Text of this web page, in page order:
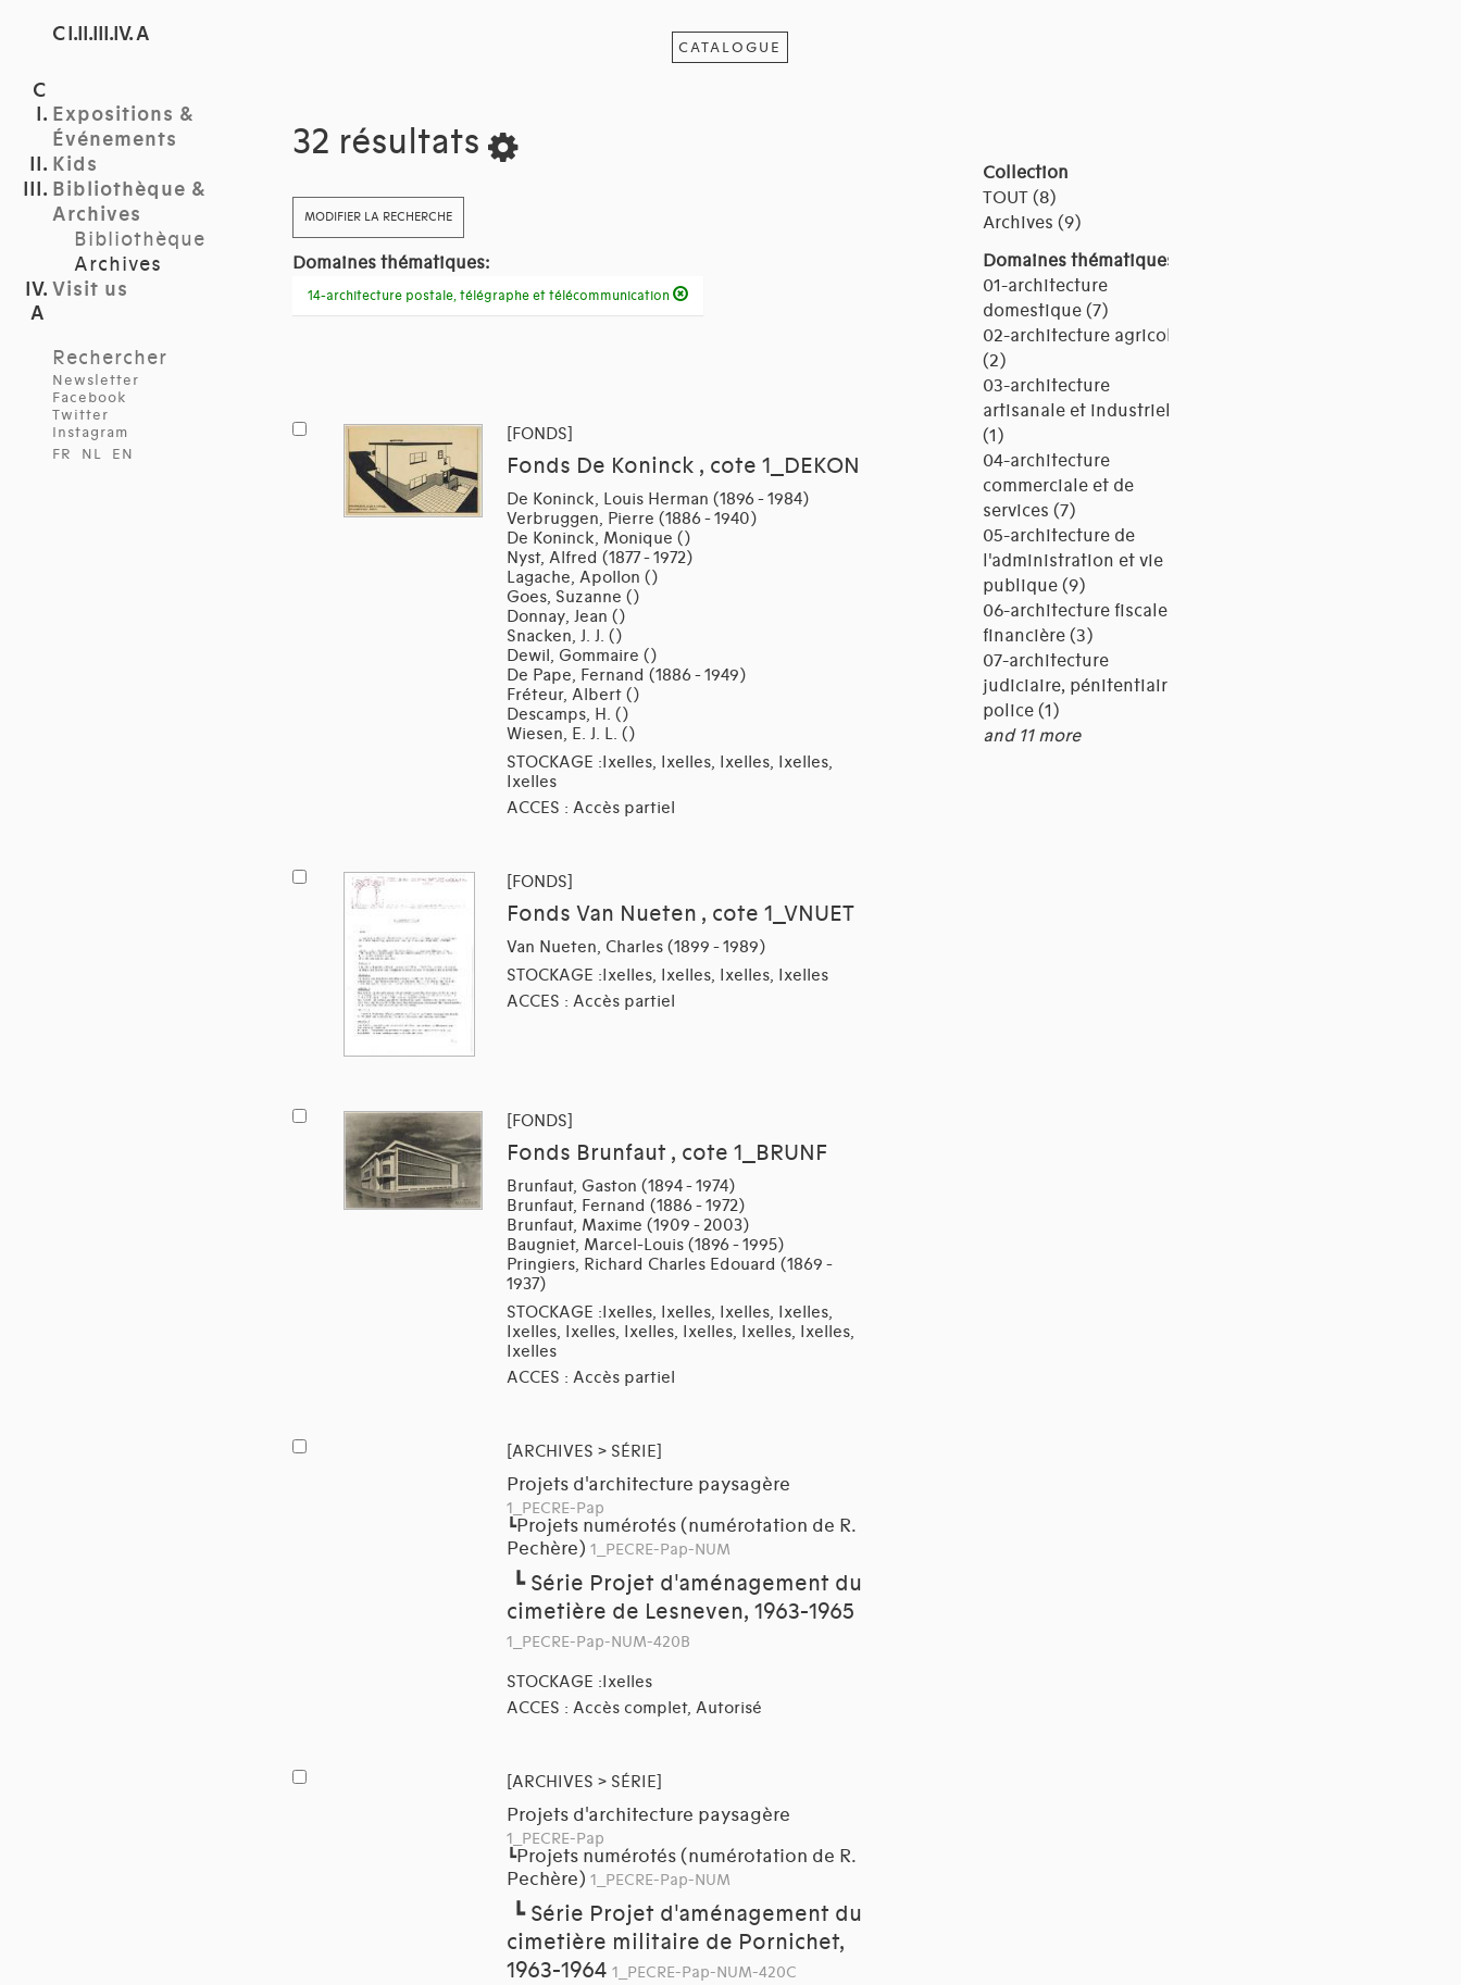
C I.II.III.IV. A
Expositions &
Événements
Kids
Bibliothèque &
Archives
Bibliothèque
Archives
Visit us
Rechercher
Newsletter
Facebook
Twitter
Instagram
FR
NL EN
CATALOGUE
32 résultats
MODIFIER LA RECHERCHE
Domaines thématiques:
14-architecture postale, télégraphe et télécommunication
[FONDS]
Fonds De Koninck , cote 1_DEKON
De Koninck, Louis Herman (1896 - 1984)
Verbruggen, Pierre (1886 - 1940)
De Koninck, Monique ()
Nyst, Alfred (1877 - 1972)
Lagache, Apollon ()
Goes, Suzanne ()
Donnay, Jean ()
Snacken, J. J. ()
Dewil, Gommaire ()
De Pape, Fernand (1886 - 1949)
Fréteur, Albert ()
Descamps, H. ()
Wiesen, E. J. L. ()
STOCKAGE :Ixelles, Ixelles, Ixelles, Ixelles,
Ixelles
ACCES : Accès partiel
[FONDS]
Fonds Van Nueten , cote 1_VNUET
Van Nueten, Charles (1899 - 1989)
STOCKAGE :Ixelles, Ixelles, Ixelles, Ixelles
ACCES : Accès partiel
[FONDS]
Fonds Brunfaut , cote 1_BRUNF
Brunfaut, Gaston (1894 - 1974)
Brunfaut, Fernand (1886 - 1972)
Brunfaut, Maxime (1909 - 2003)
Baugniet, Marcel-Louis (1896 - 1995)
Pringiers, Richard Charles Edouard (1869 -
1937)
STOCKAGE :Ixelles, Ixelles, Ixelles, Ixelles,
Ixelles, Ixelles, Ixelles, Ixelles, Ixelles, Ixelles,
Ixelles
ACCES : Accès partiel
[ARCHIVES > SÉRIE]
Projets d'architecture paysagère
1_PECRE-Pap
┗Projets numérotés (numérotation de R.
Pechère) 1_PECRE-Pap-NUM
┗ Série Projet d'aménagement du
cimetière de Lesneven, 1963-1965
1_PECRE-Pap-NUM-420B
STOCKAGE :Ixelles
ACCES : Accès complet, Autorisé
[ARCHIVES > SÉRIE]
Projets d'architecture paysagère
1_PECRE-Pap
┗Projets numérotés (numérotation de R.
Pechère) 1_PECRE-Pap-NUM
┗ Série Projet d'aménagement du
cimetière militaire de Pornichet,
1963-1964 1_PECRE-Pap-NUM-420C
Collection
TOUT (8)
Archives (9)
Domaines thématiques
01-architecture
domestique (7)
02-architecture agricole
(2)
03-architecture
artisanale et industrielle
(1)
04-architecture
commerciale et de
services (7)
05-architecture de
l'administration et vie
publique (9)
06-architecture fiscale et
financière (3)
07-architecture
judiciaire, pénitentiaire,
police (1)
and 11 more